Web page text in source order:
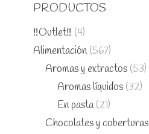
PRODUCTOS
‼️Outlet‼️ (4)
Alimentación (567)
Aromas y extractos (53)
Aromas líquidos (32)
En pasta (21)
Chocolates y coberturas